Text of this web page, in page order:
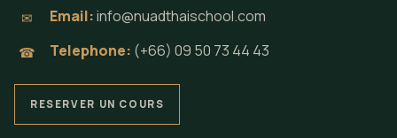
✉ Email:info@nuadthaischool.com
☎ Telephone: (+66) 09 50 73 44 43
RESERVER UN COURS